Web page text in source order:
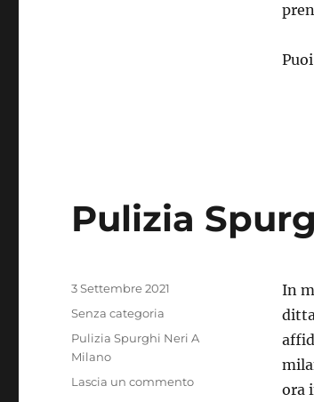
Pulizia
In
ora
Pubblicato
3 Settembre 2021
Categorie
Senza categoria
Tag
Pulizia Spurghi Neri A
Milano
Lascia un commentosu